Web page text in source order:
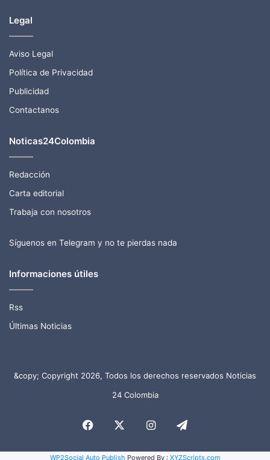
Legal
Aviso Legal
Política de Privacidad
Publicidad
Contactanos
Noticas24Colombia
Redacción
Carta editorial
Trabaja con nosotros
Síguenos en Telegram y no te pierdas nada
Informaciones útiles
Rss
Últimas Noticias
&copy; Copyright 2026, Todos los derechos reservados Noticias
24 Colombia
Facebook InstagramTelegram
WP2Social Auto Publish Powered By : XYZScripts.com